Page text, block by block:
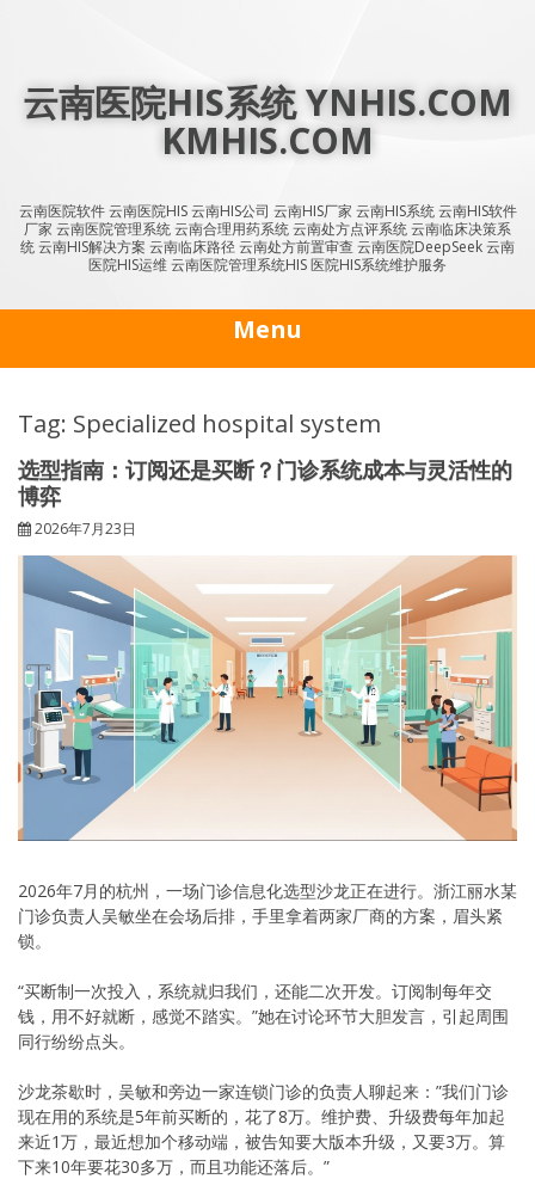
云南医院HIS系统 YNHIS.COM
KMHIS.COM
云南医院软件 云南医院HIS 云南HIS公司 云南HIS厂家 云南HIS系统 云南HIS软件
厂家 云南医院管理系统 云南合理用药系统 云南处方点评系统 云南临床决策系
统 云南HIS解决方案 云南临床路径 云南处方前置审查 云南医院DeepSeek 云南
医院HIS运维 云南医院管理系统HIS 医院HIS系统维护服务
Menu
Tag: Specialized hospital system
选型指南：订阅还是买断？门诊系统成本与灵活性的
博弈
2026年7月23日
2026年7月的杭州，一场门诊信息化选型沙龙正在进行。浙江丽水某
门诊负责人吴敏坐在会场后排，手里拿着两家厂商的方案，眉头紧
锁。
“买断制一次投入，系统就归我们，还能二次开发。订阅制每年交
钱，用不好就断，感觉不踏实。”她在讨论环节大胆发言，引起周围
同行纷纷点头。
沙龙茶歇时，吴敏和旁边一家连锁门诊的负责人聊起来：”我们门诊
现在用的系统是5年前买断的，花了8万。维护费、升级费每年加起
来近1万，最近想加个移动端，被告知要大版本升级，又要3万。算
下来10年要花30多万，而且功能还落后。”